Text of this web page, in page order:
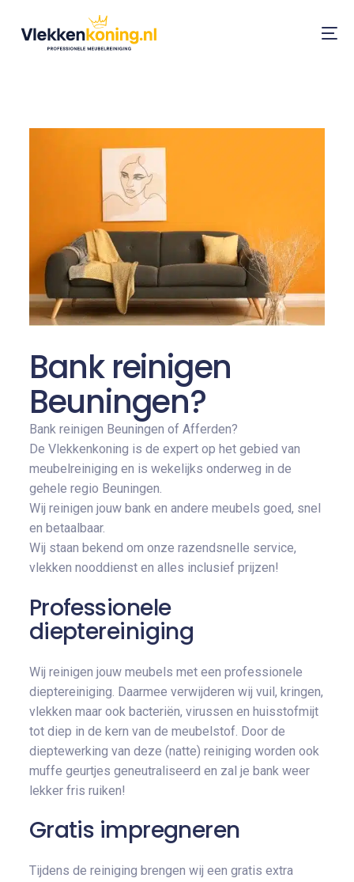
Bank reinigen
Beuningen?
Bank reinigen Beuningen of Afferden?
De Vlekkenkoning is de expert op het gebied van
meubelreiniging en is wekelijks onderweg in de
gehele regio Beuningen.
Wij reinigen jouw bank en andere meubels goed, snel
en betaalbaar.
Wij staan bekend om onze razendsnelle service,
vlekken nooddienst en alles inclusief prijzen!
Professionele
dieptereiniging
Wij reinigen jouw meubels met een professionele
dieptereiniging. Daarmee verwijderen wij vuil, kringen,
vlekken maar ook bacteriën, virussen en huisstofmijt
tot diep in de kern van de meubelstof. Door de
dieptewerking van deze (natte) reiniging worden ook
muffe geurtjes geneutraliseerd en zal je bank weer
lekker fris ruiken!
Gratis impregneren
Tijdens de reiniging brengen wij een gratis extra